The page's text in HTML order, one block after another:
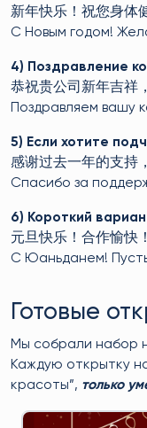
新年快乐！祝您身体
С Новым годом!
4) Поздравление
恭祝贵公司新年吉祥
Поздравляем вашу
5) Если хотите
感谢过去一年的支持
Спасибо за
6) Короткий
元旦快乐！合作愉快！
С Юаньданем!
Готовые
Мы собрали набор
Каждую открытку
красоты”, только